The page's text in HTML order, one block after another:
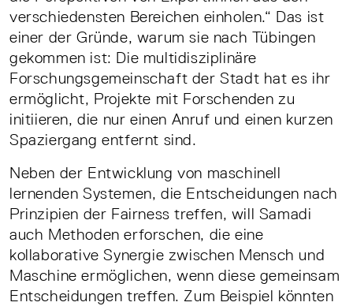
verschiedensten Bereichen einholen.“ Das ist
einer der Gründe, warum sie nach Tübingen
gekommen ist: Die multidisziplinäre
Forschungsgemeinschaft der Stadt hat es ihr
ermöglicht, Projekte mit Forschenden zu
initiieren, die nur einen Anruf und einen kurzen
Spaziergang entfernt sind.
Neben der Entwicklung von maschinell
lernenden Systemen, die Entscheidungen nach
Prinzipien der Fairness treffen, will Samadi
auch Methoden erforschen, die eine
kollaborative Synergie zwischen Mensch und
Maschine ermöglichen, wenn diese gemeinsam
Entscheidungen treffen. Zum Beispiel könnten